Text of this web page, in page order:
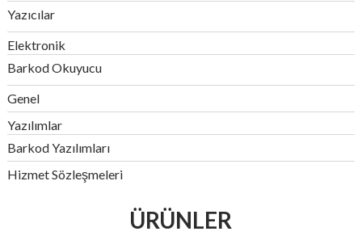
Yazıcılar
Elektronik
Barkod Okuyucu
Genel
Yazılımlar
Barkod Yazılımları
Hizmet Sözleşmeleri
ÜRÜNLER